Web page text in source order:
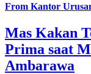
From Kantor
Mas Kakan
Prima saat
Ambarawa